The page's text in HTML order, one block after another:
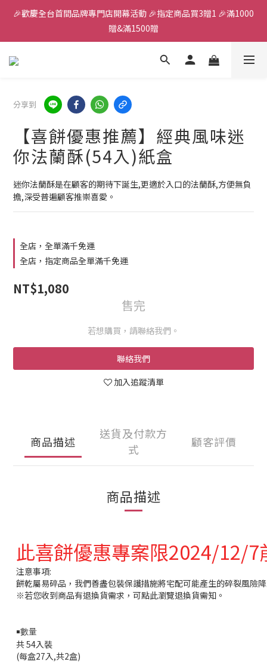
全館滿千免運
🎉歡慶全台首間品牌專門店開幕活動 🎉指定商品買3贈1 🎉滿1000
贈&滿1500贈
✨首加入會員獲得200元購物金✨生日禮金300元
全館滿千免運
分享到
【喜餅優惠推薦】經典風味迷
你法蘭酥(54入)紙盒
迷你法蘭酥是在顧客的期待下誕生,更適於入口的法蘭酥,方便無負
擔,深受普遍顧客推崇喜愛。
全店，全單滿千免運
全店，指定商品全單滿千免運
NT$1,080
售完
若想購買，請聯絡我們。
聯絡我們
加入追蹤清單
商品描述
送貨及付款方
式
顧客評價
商品描述
此喜餅優惠專案限2024/12/7
注意事項:
餅乾屬易碎品，我們善盡包裝保護措施將宅配可能產生的碎裂風險
※若您收到商品有退換貨需求，可點此瀏覽退換貨需知。
￭數量
共 54入裝
(每盒27入,共2盒)